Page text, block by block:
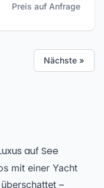
Preis auf Anfrage
Nächste »
auf See
mit einer Yacht
–